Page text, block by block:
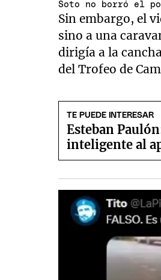
Soto no borró el
Sin embargo, el
sino a una
dirigía a la
del Trofeo de
TE PUEDE INTERESAR
Esteban
inteligente al